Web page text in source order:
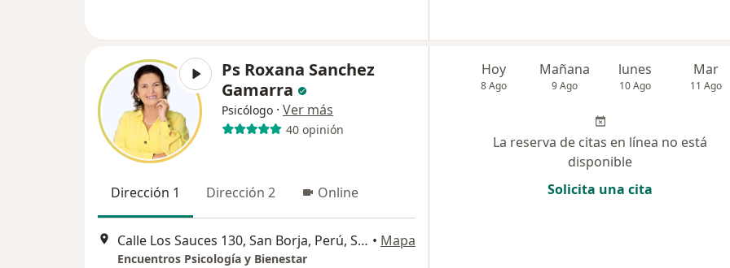
Ps Roxana Sanchez
Gamarra
Psicólogo · Ver más
40 opinión
Dirección 1 Dirección 2 Online
Calle Los Sauces 130, San Borja, Perú, San Borja • Mapa
Encuentros Psicología y Bienestar
Hoy
8 Ago
Mañana
9 Ago
lunes
10 Ago
Mar
11 Ago
La reserva de citas en línea no está
disponible
Solicita una cita